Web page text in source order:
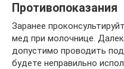
Противопоказания
Заранее
мед при молочнице.
допустимо проводить
будете неправильно